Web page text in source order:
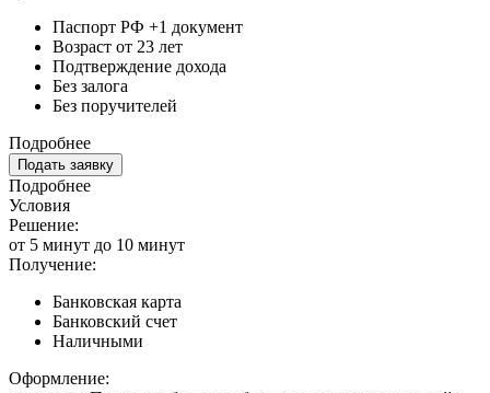
Паспорт РФ +1 документ
Возраст от 23 лет
Подтверждение дохода
Без залога
Без поручителей
Подробнее
Подать заявку
Подробнее
Условия
Решение:
от 5 минут до 10 минут
Получение:
Банковская карта
Банковский счет
Наличными
Оформление: